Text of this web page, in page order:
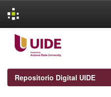
navigation
Repositorio Digital UIDE